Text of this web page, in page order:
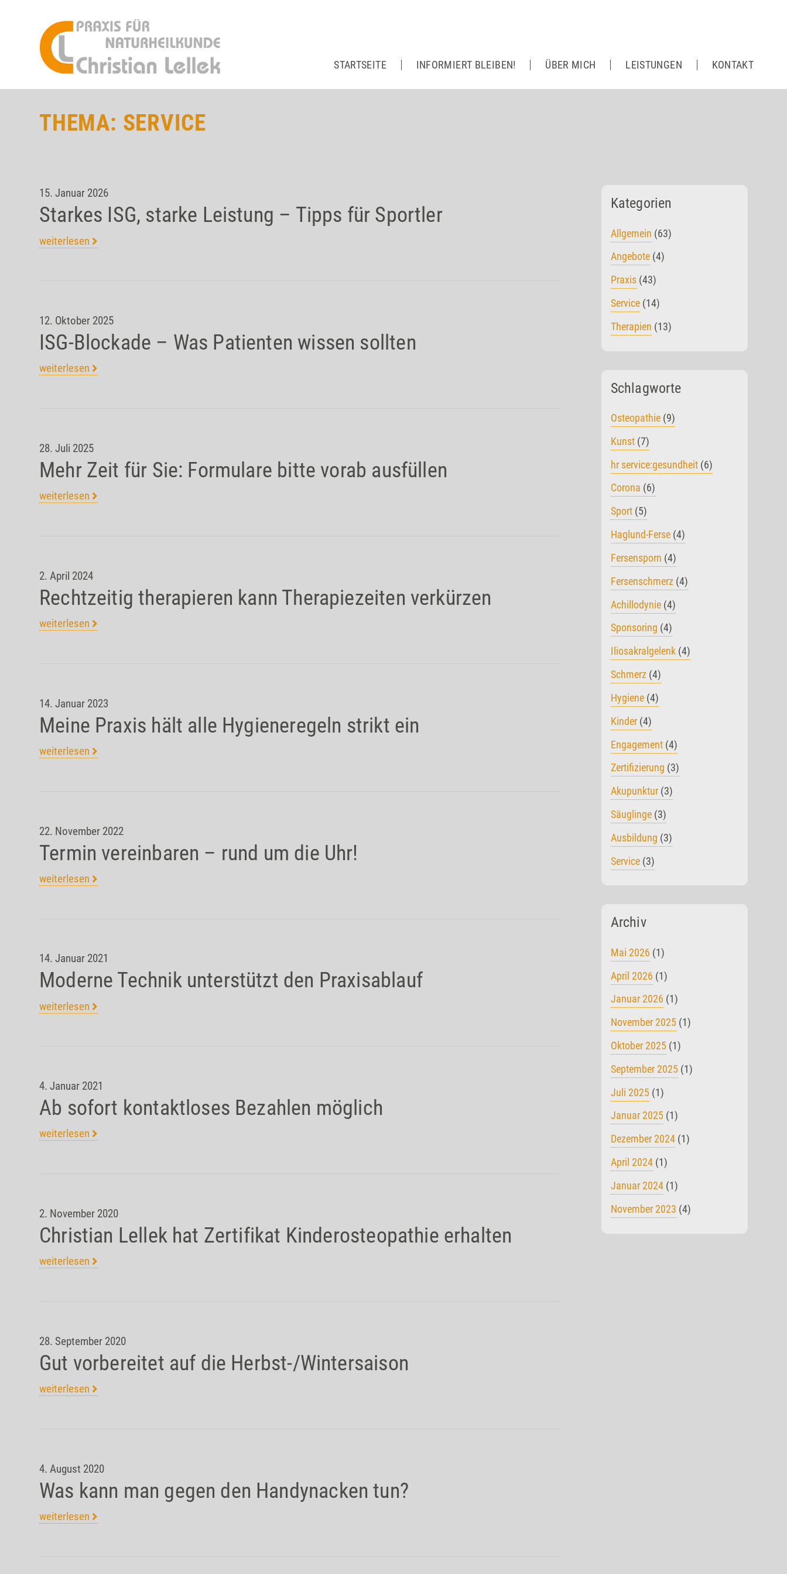
STARTSEITE INFORMIERT BLEIBEN! ÜBER MICH LEISTUNGEN KONTAKT
THEMA: SERVICE
15. Januar 2026
Starkes ISG, starke Leistung – Tipps für Sportler
weiterlesen
12. Oktober 2025
ISG-Blockade – Was Patienten wissen sollten
weiterlesen
28. Juli 2025
Mehr Zeit für Sie: Formulare bitte vorab ausfüllen
weiterlesen
2. April 2024
Rechtzeitig therapieren kann Therapiezeiten verkürzen
weiterlesen
14. Januar 2023
Meine Praxis hält alle Hygieneregeln strikt ein
weiterlesen
22. November 2022
Termin vereinbaren – rund um die Uhr!
weiterlesen
14. Januar 2021
Moderne Technik unterstützt den Praxisablauf
weiterlesen
4. Januar 2021
Ab sofort kontaktloses Bezahlen möglich
weiterlesen
2. November 2020
Christian Lellek hat Zertifikat Kinderosteopathie erhalten
weiterlesen
28. September 2020
Gut vorbereitet auf die Herbst-/Wintersaison
weiterlesen
4. August 2020
Was kann man gegen den Handynacken tun?
weiterlesen
Kategorien
Allgemein (63)
Angebote (4)
Praxis (43)
Service (14)
Therapien (13)
Schlagworte
Osteopathie (9)
Kunst (7)
hr service:gesundheit (6)
Corona (6)
Sport (5)
Haglund-Ferse (4)
Fersensporn (4)
Fersenschmerz (4)
Achillodynie (4)
Sponsoring (4)
Iliosakralgelenk (4)
Schmerz (4)
Hygiene (4)
Kinder (4)
Engagement (4)
Zertifizierung (3)
Akupunktur (3)
Säuglinge (3)
Ausbildung (3)
Service (3)
Archiv
Mai 2026 (1)
April 2026 (1)
Januar 2026 (1)
November 2025 (1)
Oktober 2025 (1)
September 2025 (1)
Juli 2025 (1)
Januar 2025 (1)
Dezember 2024 (1)
April 2024 (1)
Januar 2024 (1)
November 2023 (4)